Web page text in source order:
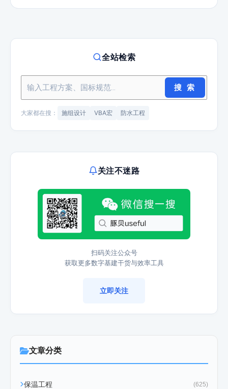
全站检索
搜 索
大家都在搜： 施组设计 VBA宏 防水工程
关注不迷路
扫码关注公众号
获取更多数字基建干货与效率工具
立即关注
文章分类
保温工程 (625)